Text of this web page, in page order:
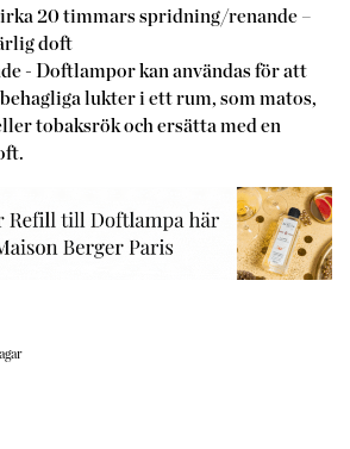
20 timmars spridning/renande –
doft
- Doftlampor kan användas för att
lukter i ett rum, som matos,
tobaksrök och ersätta med en